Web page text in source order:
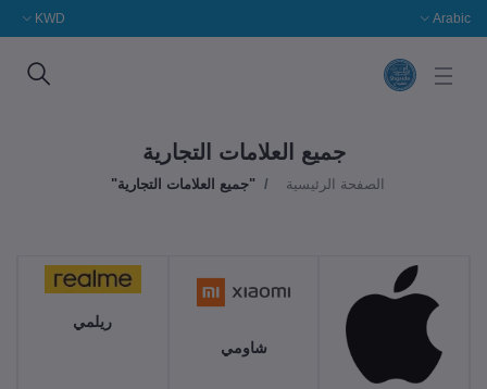
Arabic
KWD
جميع العلامات التجارية
الصفحة الرئيسية "جميع العلامات التجارية"
شاومي
ريلمي